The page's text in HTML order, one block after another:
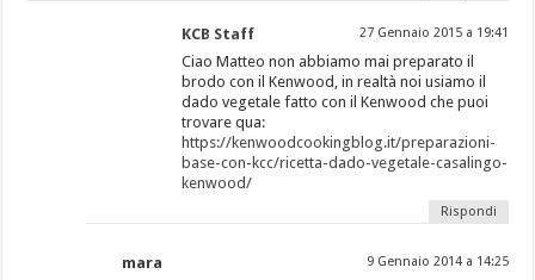
KCB Staff 27 Gennaio 2015 a 19:41
Ciao Matteo non abbiamo mai preparato il
brodo con il Kenwood, in realtà noi usiamo il
dado vegetale fatto con il Kenwood che puoi
trovare qua:
https://kenwoodcookingblog.it/preparazioni-
base-con-kcc/ricetta-dado-vegetale-casalingo-
kenwood/
Rispondi
mara 9 Gennaio 2014 a 14:25